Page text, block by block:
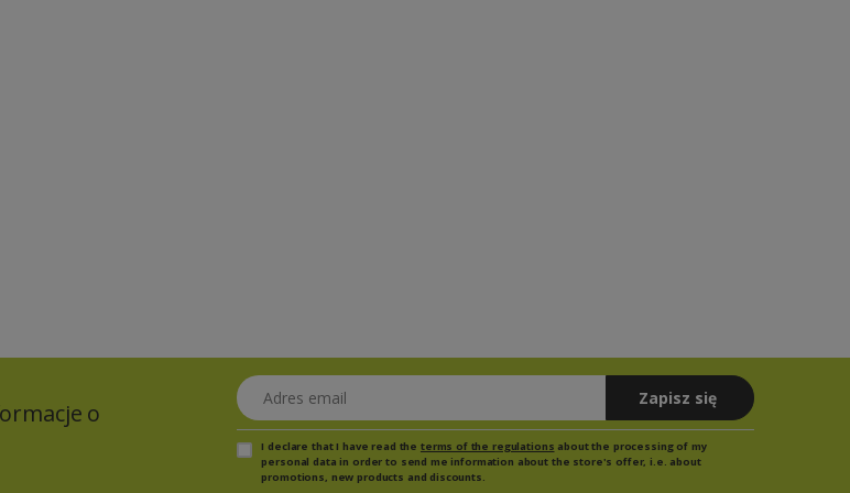
o
Adres email
Zapisz się
I declare that I have read the terms of the regulations about the processing of my
personal data in order to send me information about the store's offer, i.e. about
promotions, new products and discounts.